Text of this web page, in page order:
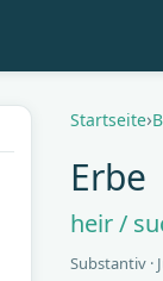
Startseite
Erbe
heir /
Substantiv ·